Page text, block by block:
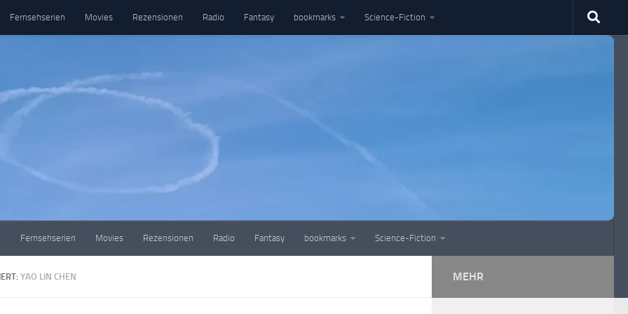
Fernsehserien Movies Rezensionen Radio Fantasy bookmarks Science-Fiction
Fernsehserien Movies Rezensionen Radio Fantasy bookmarks Science-Fiction
YAO LIN CHEN MEHR